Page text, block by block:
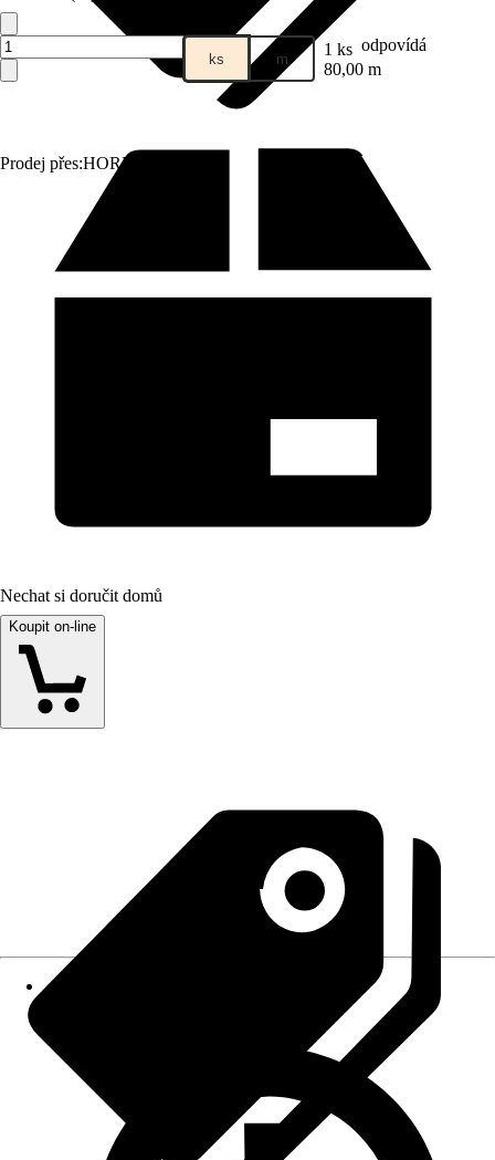
Prodej přes:HORNBACH
ks m 1 ks odpovídá
80,00 m
Nechat si doručit domů
Koupit on-line